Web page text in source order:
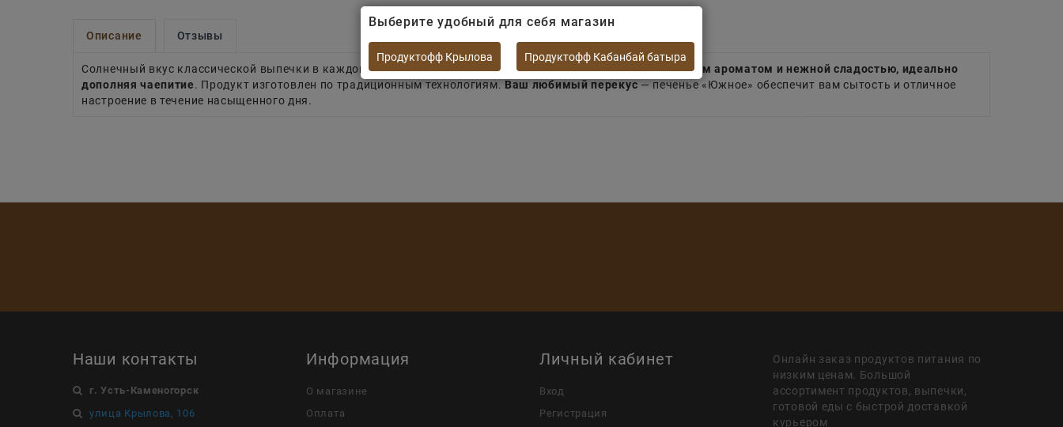
Описание Отзывы
Солнечный вкус классической выпечки в каждой пачке.Рассыпчатое золотистое печенье обладает мягким ароматом и нежной сладостью, идеально
дополняя чаепитие. Продукт изготовлен по традиционным технологиям.Ваш любимый перекус— печенье «Южное» обеспечит вам сытость и отличное
настроение в течение насыщенного дня.
Наши контакты
г. Усть-Каменогорск
улица Крылова, 106
Информация
О магазине
Оплата
Личный кабинет
Вход
Регистрация
Онлайн заказ продуктов питания по
низким ценам. Большой
ассортимент продуктов, выпечки,
готовой еды с быстрой доставкой
курьером
Выберите удобный для себя магазин
Продуктофф Крылова Продуктофф Кабанбай батыра